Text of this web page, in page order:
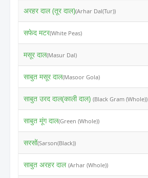
अरहर दाल (तूर दाल)(Arhar Dal(Tur))
सफेद मटर(White Peas)
मसूर दाल(Masur Dal)
साबुत मसूर दाल(Masoor Gola)
साबुत उरद दाल(काली दाल) (Black Gram (Whole))
साबुत मूंग दाल(Green (Whole))
सरसों(Sarson(Black))
साबुत अरहर दाल (Arhar (Whole))